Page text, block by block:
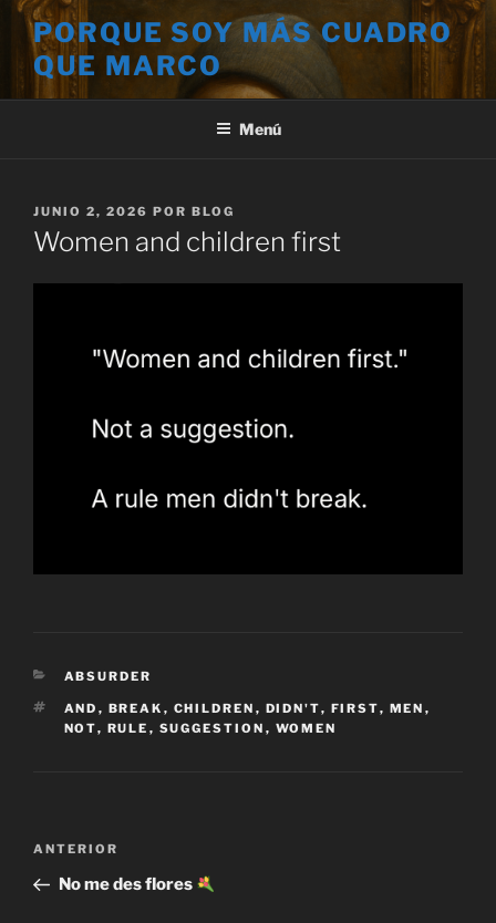
Saltar
contenido
PORQUE SOY MÁS CUADRO
QUE MARCO
Menú
PUBLICADO
EL
JUNIO 2, 2026 POR BLOG
Women and children first
CATEGORÍAS
ABSURDER
ETIQUETAS
AND , BREAK , CHILDREN , DIDN'T, FIRST, MEN ,
NOT, RULE , SUGGESTION , WOMEN
Navegación
entradas
Entrada
anterior:
ANTERIOR
No me des flores